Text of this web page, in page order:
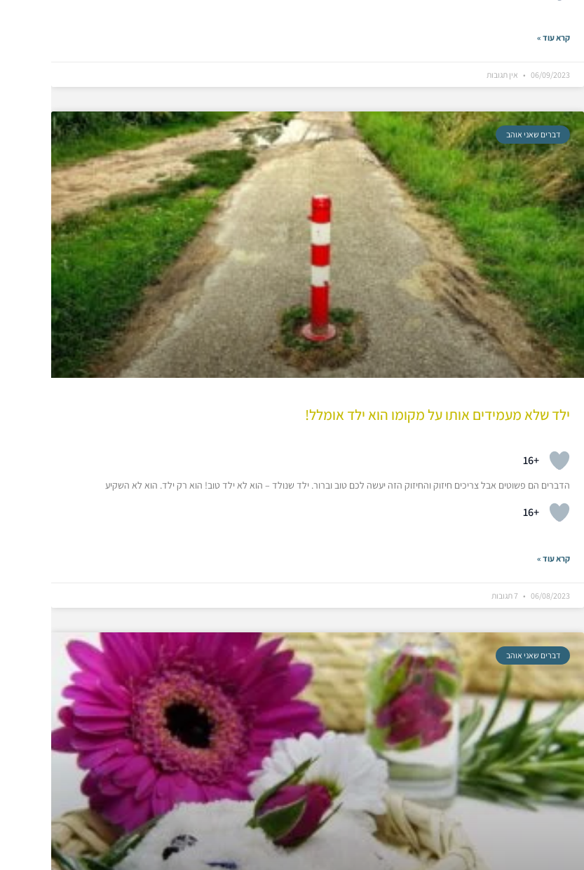
קרא עוד »
06/09/2023 אין תגובות
דברים שאני אוהב
ילד שלא מעמידים אותו על מקומו הוא ילד אומלל!
+16
הדברים הם פשוטים אבל צריכים חיזוק והחיזוק הזה יעשה לכם טוב וברור. ילד שנולד – הוא לא ילד טוב! הוא רק ילד. הוא לא השקיע
+16
קרא עוד »
06/08/2023
דברים שאני אוהב